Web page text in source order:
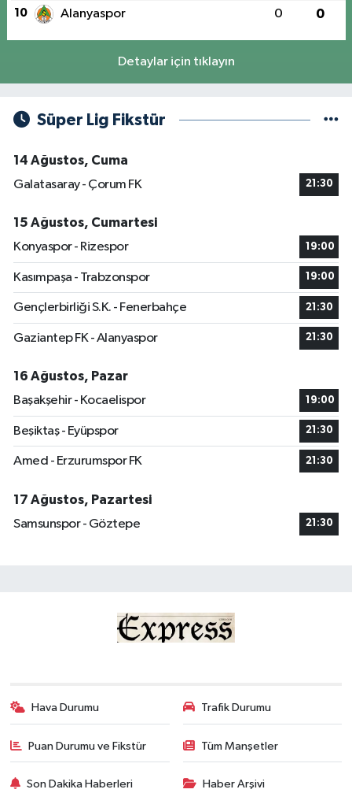
10 Alanyaspor 0 0
Detaylar için tıklayın
Süper Lig Fikstür
14 Ağustos, Cuma
Galatasaray - Çorum FK
21:30
15 Ağustos, Cumartesi
Konyaspor - Rizespor
19:00
Kasımpaşa - Trabzonspor 19:00
Gençlerbirliği S.K. - Fenerbahçe 21:30
Gaziantep FK - Alanyaspor 21:30
16 Ağustos, Pazar
Başakşehir - Kocaelispor
19:00
Beşiktaş - Eyüpspor 21:30
Amed - Erzurumspor FK 21:30
17 Ağustos, Pazartesi
Samsunspor - Göztepe
21:30
Hava Durumu Trafik Durumu
Puan Durumu ve Fikstür Tüm Manşetler
Son Dakika Haberleri Haber Arşivi